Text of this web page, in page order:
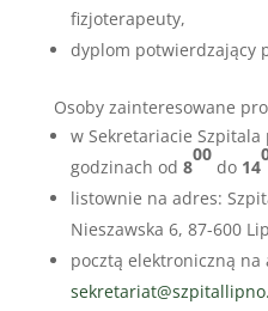
fizjoterapeuty,
dyplom potwierdzający
Osoby zainteresowane
w Sekretariacie
godzinach od 8
00
do 14
listownie na adres:
Nieszawska 6, 87-600
pocztą elektroniczną na